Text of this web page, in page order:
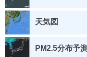
天気図
PM2.5分布予測